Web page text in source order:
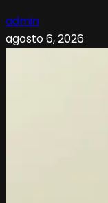
admin
agosto 6, 2026